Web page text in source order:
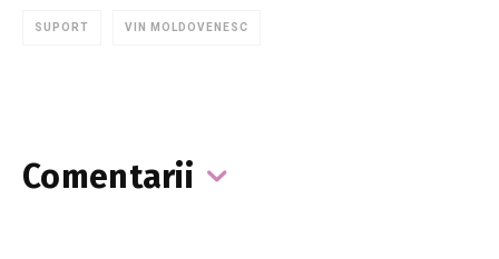
SUPORT VIN MOLDOVENESC
Comentarii